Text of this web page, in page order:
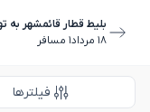
بلیط قطار قائمشهر به
١٨ مرداد
١ مسافر
فیلترها